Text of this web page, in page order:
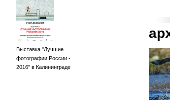
Выставка "Лучшие
фотографии России -
2016" в Калининграде